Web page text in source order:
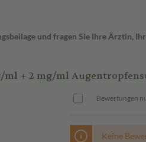
und fragen Sie Ihre Ärztin,
+ 2 mg/ml
Bewertungen
Keine